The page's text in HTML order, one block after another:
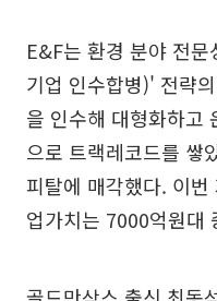
E&F는 환경 분야 전
기업 인수합병)' 전략
을 인수해 대형화하고
으로 트랙레코드를 쌓
피탈에 매각했다. 이
업가치는 7000억원대